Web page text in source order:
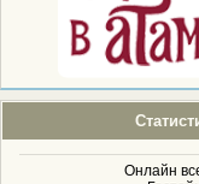
Онлайн